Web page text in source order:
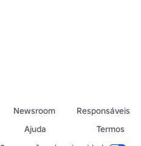
Newsroom
Responsáveis
Ajuda
Termos